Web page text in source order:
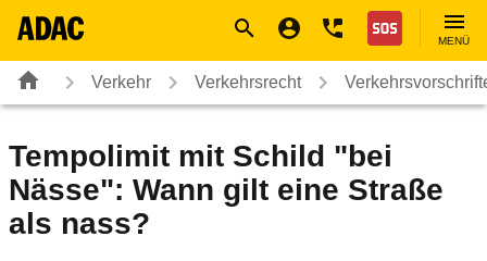
Nothilfe
MENÜ
Verkehr Verkehrsrecht
Tempolimit mit Schild "bei
Nässe": Wann gilt eine Straße
als nass?